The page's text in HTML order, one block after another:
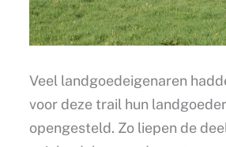
Veel landgoedeigenaren
voor deze trail hun
opengesteld. Zo liepen de